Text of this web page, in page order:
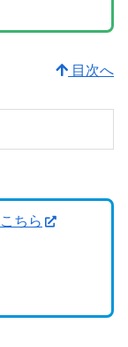
目次へ
こちら